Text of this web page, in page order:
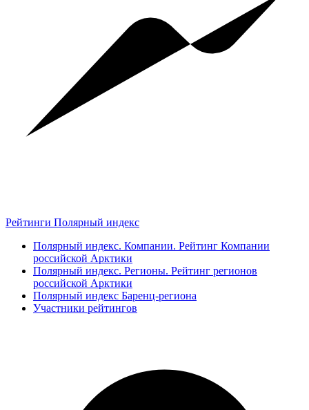
Рейтинги Полярный индекс
Полярный индекс. Компании. Рейтинг Компании
российской Арктики
Полярный индекс. Регионы. Рейтинг регионов
российской Арктики
Полярный индекс Баренц-региона
Участники рейтингов